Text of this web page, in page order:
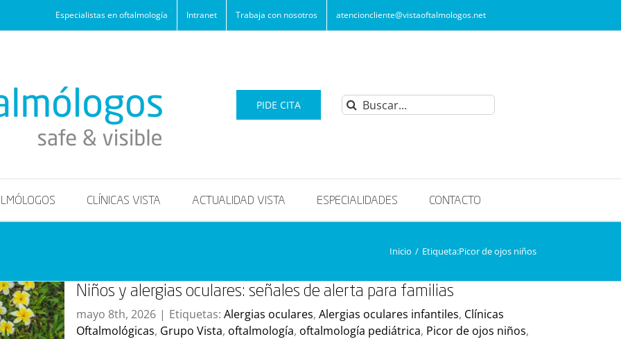
Especialistas en oftalmología Intranet Trabaja con nosotros atencioncliente@vistaoftalmologos.net
PIDE CITA Buscar:
CLÍNICAS VISTA ACTUALIDAD VISTA ESPECIALIDADES CONTACTO
Inicio / Etiqueta:Picor de ojos niños
Niños y alergias oculares: señales de alerta para familias
mayo 8th, 2026 | Etiquetas: Alergias oculares, Alergias oculares infantiles, Clínicas
Oftalmológicas, Grupo Vista, oftalmología, oftalmología pediátrica, Picor de ojos niños,